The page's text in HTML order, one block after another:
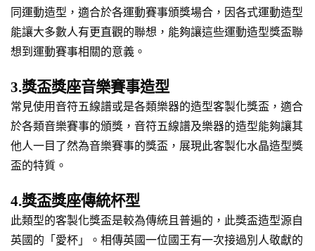
同運動造型，適合於各運動賽事頒獎場合，因各式運動造型
能讓大多數人有更直觀的聯想，能夠讓這些運動造型獎盃聯
想到運動賽事相關的意義。
3.獎盃獎座音樂賽事造型
常見使用音符五線譜或是各類樂器的造型客製化獎盃，適合
於各類音樂賽事的頒獎，音符五線譜及樂器的造型能夠讓其
他人一目了然為音樂賽事的獎盃，展現此客製化水晶造型獎
盃的特質。
4.獎盃獎座傳統杯型
此類型的客製化獎盃是較為傳統且普遍的，此獎盃造型源自
英國的「愛杯」。相傳英國一位國王有一次接過別人敬獻的